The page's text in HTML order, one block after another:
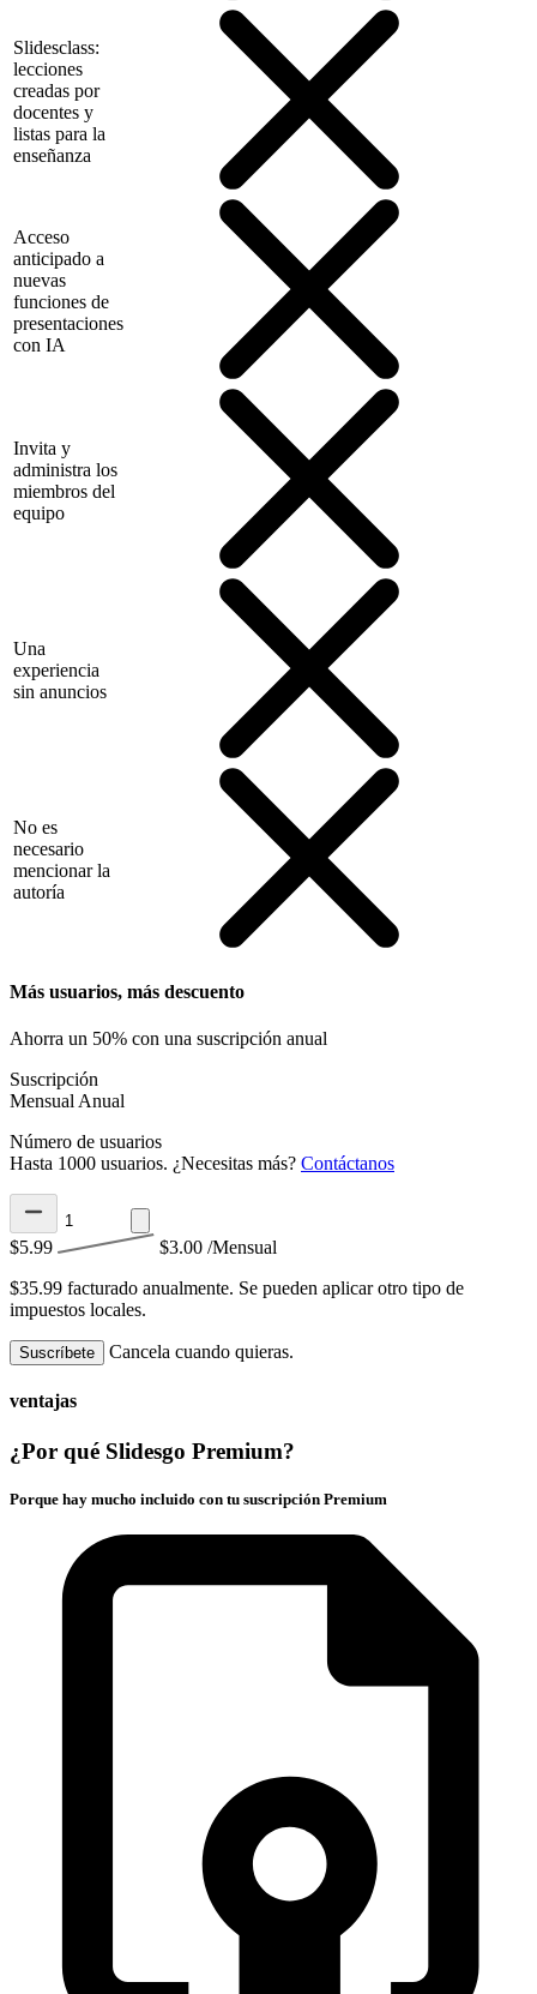
Slidesclass:
lecciones
creadas por
docentes y
listas para la
enseñanza
Acceso
anticipado a
nuevas
funciones de
presentaciones
con IA
Invita y
administra los
miembros del
equipo
Una
experiencia
sin anuncios
No es
necesario
mencionar la
autoría
Más usuarios, más descuento
Ahorra un 50% con una suscripción anual
Suscripción
Mensual Anual
Número de usuarios
Hasta 1000 usuarios. ¿Necesitas más? Contáctanos
$5.99 $3.00 /Mensual
$35.99 facturado anualmente. Se pueden aplicar otro tipo de
impuestos locales.
Suscríbete Cancela cuando quieras.
ventajas
¿Por qué Slidesgo Premium?
Porque hay mucho incluido con tu suscripción Premium